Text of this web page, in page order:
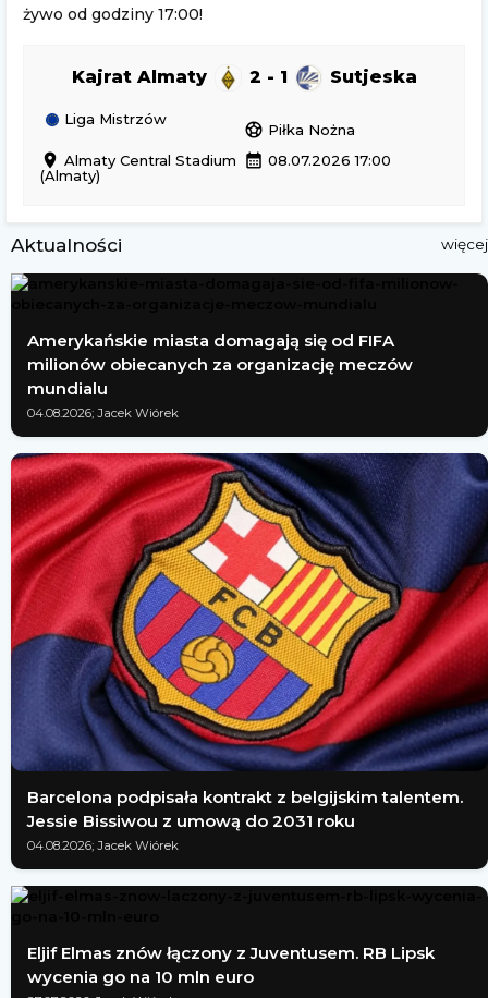
żywo od godziny 17:00!
Kajrat Almaty 2 - 1 Sutjeska
Liga Mistrzów
sports_soccer Piłka Nożna
location_on Almaty Central Stadium
(Almaty)
calendar_month 08.07.2026 17:00
Aktualności więcej
Amerykańskie miasta domagają się od FIFA
milionów obiecanych za organizację meczów
mundialu
04.08.2026; Jacek Wiórek
Barcelona podpisała kontrakt z belgijskim talentem.
Jessie Bissiwou z umową do 2031 roku
04.08.2026; Jacek Wiórek
Eljif Elmas znów łączony z Juventusem. RB Lipsk
wycenia go na 10 mln euro